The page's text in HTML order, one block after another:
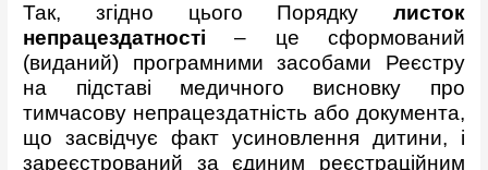
Так, згідно цього Порядку листок
непрацездатності – це сформований
(виданий) програмними засобами Реєстру
на підставі медичного висновку про
тимчасову непрацездатність або документа,
що засвідчує факт усиновлення дитини, і
зареєстрований за єдиним реєстраційним